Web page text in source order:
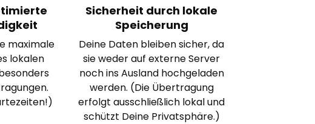
maximale
lokalen
Sicherheit durch lokale
Speicherung
Deine Daten bleiben sicher, da
sie weder auf externe Server
noch ins Ausland hochgeladen
werden. (Die Übertragung
erfolgt ausschließlich lokal und
schützt Deine Privatsphäre.)